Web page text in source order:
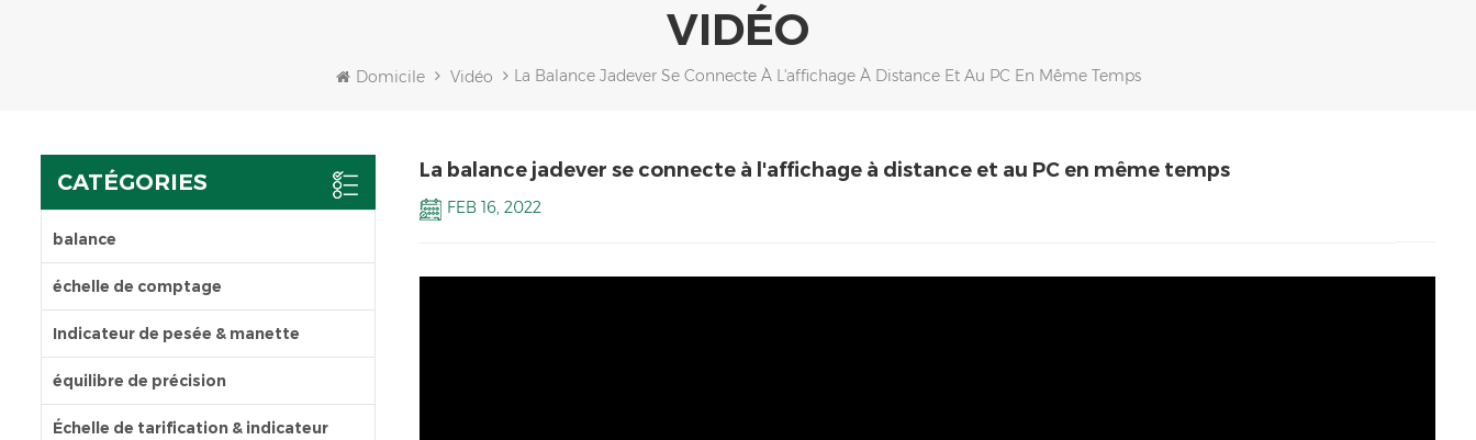
VIDÉO
Domicile Vidéo La Balance Jadever Se Connecte À L'affichage À Distance Et Au PC En Même Temps
CATÉGORIES
balance
échelle de comptage
Indicateur de pesée & manette
équilibre de précision
Échelle de tarification & indicateur
La balance jadever se connecte à l'affichage à distance et au PC en même temps
FEB 16, 2022